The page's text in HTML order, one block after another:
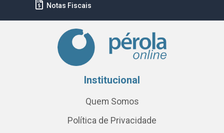
Notas Fiscais
Institucional
Quem Somos
Política de Privacidade